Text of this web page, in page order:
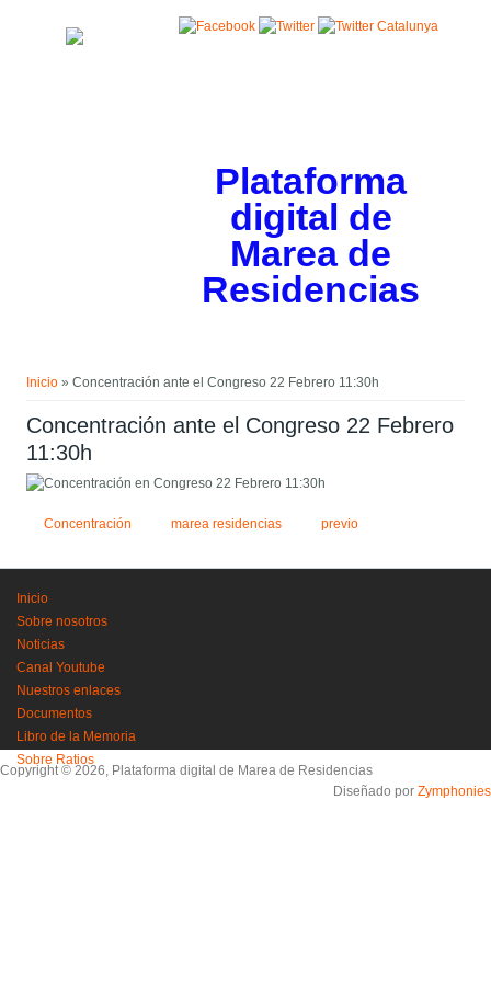
Plataforma
digital de
Marea de
Residencias
Inicio » Concentración ante el Congreso 22 Febrero 11:30h
Concentración ante el Congreso 22 Febrero
11:30h
Concentración marea residencias previo
Inicio
Sobre nosotros
Noticias
Canal Youtube
Nuestros enlaces
Documentos
Libro de la Memoria
Sobre Ratios
Copyright © 2026, Plataforma digital de Marea de Residencias
Diseñado por Zymphonies